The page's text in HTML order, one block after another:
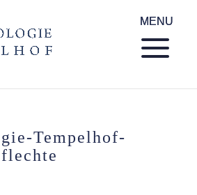
Tempelhof-